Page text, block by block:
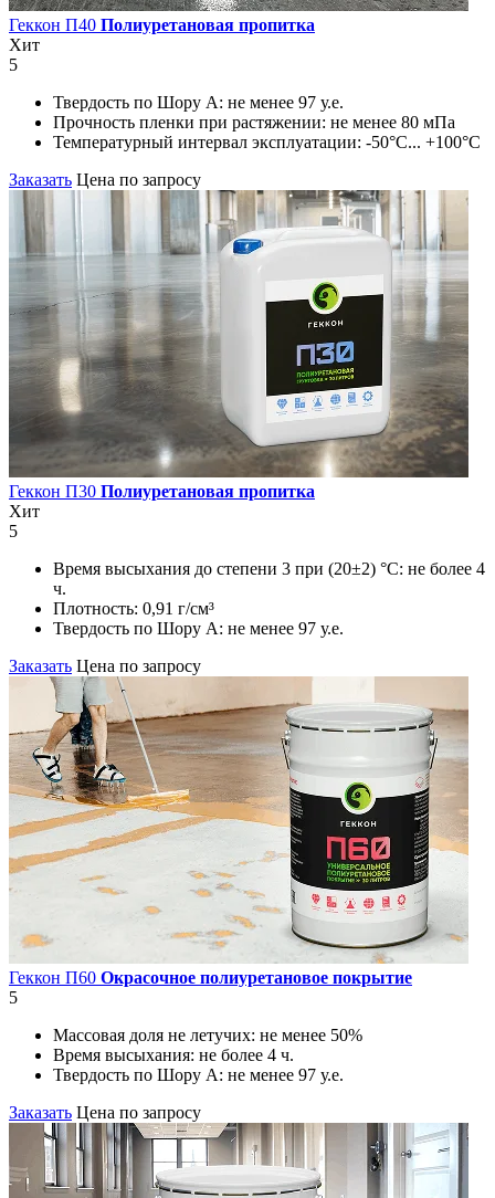
Геккон П40 Полиуретановая пропитка
Хит
5
Твердость по Шору А: не менее 97 у.е.
Прочность пленки при растяжении: не менее 80 мПа
Температурный интервал эксплуатации: -50°С... +100°С
Заказать Цена по запросу
Геккон П30 Полиуретановая пропитка
Хит
5
Время высыхания до степени 3 при (20±2) °С: не более 4
ч.
Плотность: 0,91 г/см³
Твердость по Шору А: не менее 97 у.е.
Заказать Цена по запросу
Геккон П60 Окрасочное полиуретановое покрытие
5
Массовая доля не летучих: не менее 50%
Время высыхания: не более 4 ч.
Твердость по Шору А: не менее 97 у.е.
Заказать Цена по запросу